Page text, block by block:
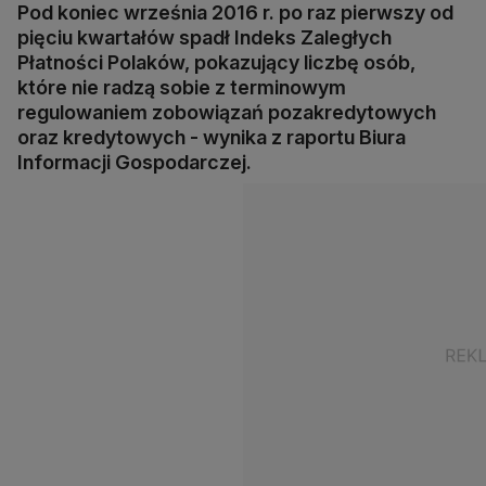
Pod koniec września 2016 r. po raz pierwszy od
pięciu kwartałów spadł Indeks Zaległych
Płatności Polaków, pokazujący liczbę osób,
które nie radzą sobie z terminowym
regulowaniem zobowiązań pozakredytowych
oraz kredytowych - wynika z raportu Biura
Informacji Gospodarczej.